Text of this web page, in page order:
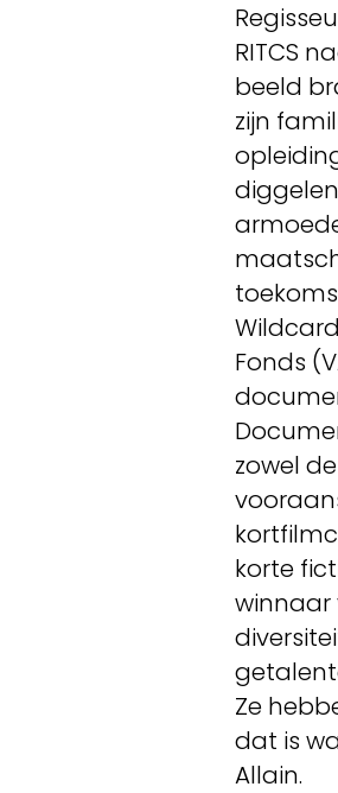
RITCS
beeld
zijn
Fonds
zowel
korte
winnaar
Ze
dat is
Allain.